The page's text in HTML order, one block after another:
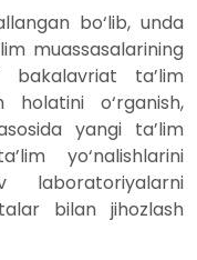
bo‘lib, unda
muassasalarining
bakalavriat ta’lim
holatini o‘rganish,
yangi ta’lim
yo‘nalishlarini
laboratoriyalarni
bilan jihozlash